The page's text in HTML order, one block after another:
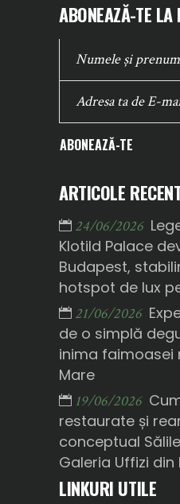
ABONEAZĂ-TE LA
ABONEAZĂ-TE
ARTICOLE
24/06/2026
Klotild Palace
Budapest,
hotspot de lux
21/06/2026
de o simplă
inima faimoasei
Mare
19/06/2026
restaurate și
conceptual
Galeria Uffizi din
LINKURI UTILE